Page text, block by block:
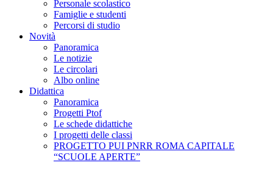
Personale scolastico
Famiglie e studenti
Percorsi di studio
Novità
Panoramica
Le notizie
Le circolari
Albo online
Didattica
Panoramica
Progetti Ptof
Le schede didattiche
I progetti delle classi
PROGETTO PUI PNRR ROMA CAPITALE
“SCUOLE APERTE”